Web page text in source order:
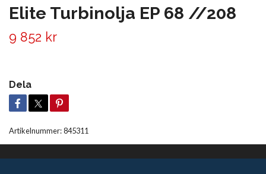
Elite Turbinolja EP 68 //208
9 852 kr
Dela
Artikelnummer:845311